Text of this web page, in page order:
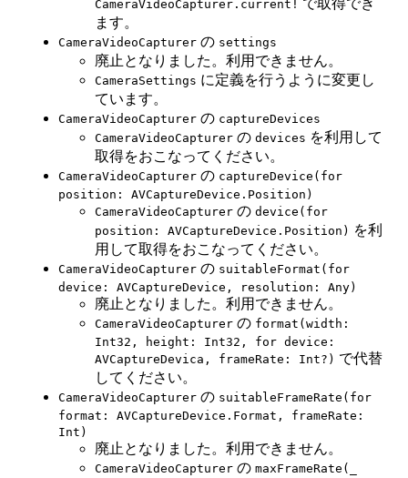
CameraVideoCapturer.current! で取得でき
ます。
CameraVideoCapturer の settings
廃止となりました。利用できません。
CameraSettings に定義を行うように変更し
ています。
CameraVideoCapturer の captureDevices
CameraVideoCapturer の devices を利用して
取得をおこなってください。
CameraVideoCapturer の captureDevice(for
position: AVCaptureDevice.Position)
CameraVideoCapturer の device(for
position: AVCaptureDevice.Position) を利
用して取得をおこなってください。
CameraVideoCapturer の suitableFormat(for
device: AVCaptureDevice, resolution: Any)
廃止となりました。利用できません。
CameraVideoCapturer の format(width:
Int32, height: Int32, for device:
AVCaptureDevica, frameRate: Int?) で代替
してください。
CameraVideoCapturer の suitableFrameRate(for
format: AVCaptureDevice.Format, frameRate:
Int)
廃止となりました。利用できません。
CameraVideoCapturer の maxFrameRate(_